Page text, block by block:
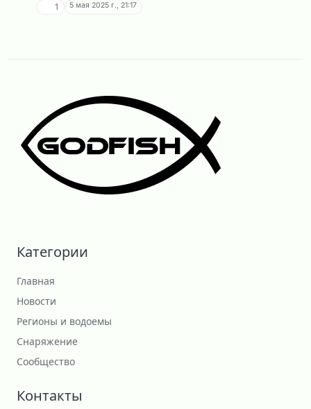
1 5 мая 2025 г., 21:17
Категории
Главная
Новости
Регионы и водоемы
Снаряжение
Сообщество
Контакты